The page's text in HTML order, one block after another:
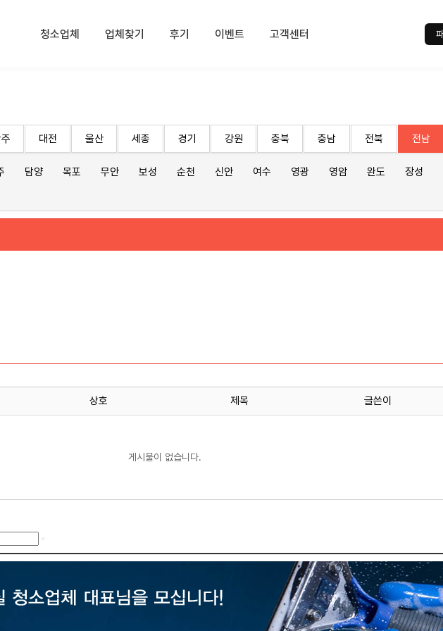
청소업체 업체찾기 후기 이벤트 고객센터
대전 울산 세종 경기 강원 충북 충남 전북 전남
담양 목포 무안 보성 순천 신안 여수 영광 영암 완도 장성
상호 제목 글쓴이
게시물이 없습니다.